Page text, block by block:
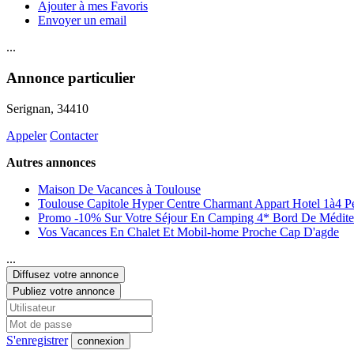
Ajouter à mes Favoris
Envoyer un email
...
Annonce particulier
Serignan, 34410
Appeler Contacter
Autres annonces
Maison De Vacances à Toulouse
Toulouse Capitole Hyper Centre Charmant Appart Hotel 1à4
Promo -10% Sur Votre Séjour En Camping 4* Bord De
Vos Vacances En Chalet Et Mobil-home Proche Cap D'agde
...
Diffusez votre annonce
Publiez votre annonce
S'enregistrer connexion